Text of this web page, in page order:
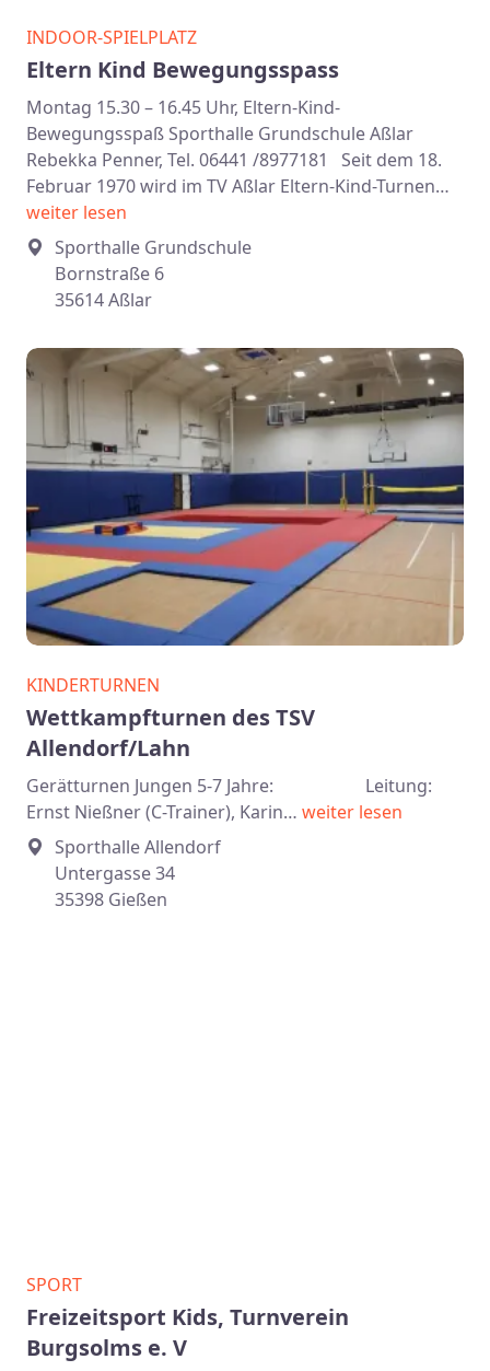
INDOOR-SPIELPLATZ
Eltern Kind Bewegungsspass
Montag 15.30 – 16.45 Uhr, Eltern-Kind-
Bewegungsspaß Sporthalle Grundschule Aßlar
Rebekka Penner, Tel. 06441 /8977181 Seit dem 18.
Februar 1970 wird im TV Aßlar Eltern-Kind-Turnen…
weiter lesen
Sporthalle Grundschule
Bornstraße 6
35614 Aßlar
KINDERTURNEN
Wettkampfturnen des TSV
Allendorf/Lahn
Gerätturnen Jungen 5-7 Jahre: Leitung:
Ernst Nießner (C-Trainer), Karin… weiter lesen
Sporthalle Allendorf
Untergasse 34
35398 Gießen
SPORT
Freizeitsport Kids, Turnverein
Burgsolms e. V